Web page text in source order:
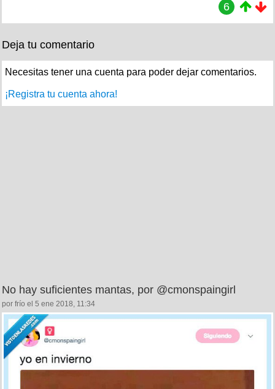
6
Deja tu comentario
Necesitas tener una cuenta para poder dejar comentarios.
¡Registra tu cuenta ahora!
No hay suficientes mantas, por @cmonspaingirl
por frío el 5 ene 2018, 11:34